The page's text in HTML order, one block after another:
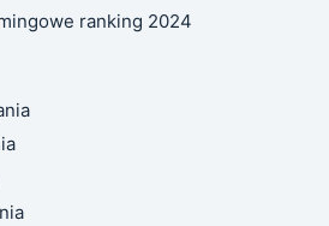
ranking 2024